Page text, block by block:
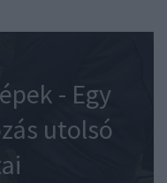
- Egy
utolsó